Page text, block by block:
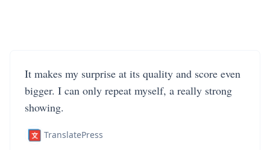
It makes my surprise at its quality and score even
bigger. I can only repeat myself, a really strong
showing.
TranslatePress